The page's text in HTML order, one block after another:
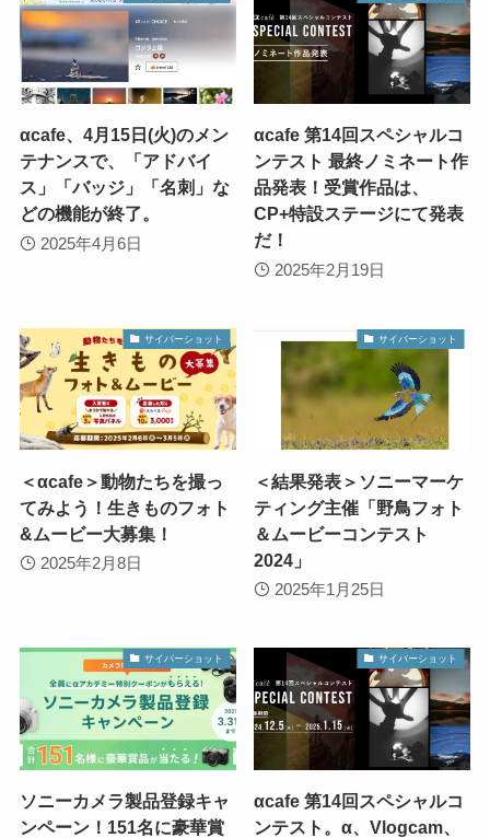
αcafe、4月15日(火)のメン
テナンスで、「アドバイ
ス」「バッジ」「名刺」な
どの機能が終了。
2025年4月6日
αcafe 第14回スペシャルコ
ンテスト 最終ノミネート作
品発表！受賞作品は、
CP+特設ステージにて発表
だ！
2025年2月19日
サイバーショット
＜αcafe＞動物たちを撮っ
てみよう！生きものフォト
&ムービー大募集！
2025年2月8日
サイバーショット
＜結果発表＞ソニーマーケ
ティング主催「野鳥フォト
＆ムービーコンテスト
2024」
2025年1月25日
サイバーショット
ソニーカメラ製品登録キャ
ンペーン！151名に豪華賞
サイバーショット
αcafe 第14回スペシャルコ
ンテスト。α、Vlogcam、